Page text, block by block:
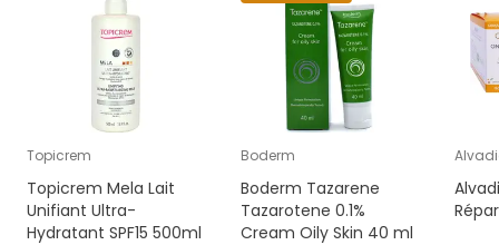
Topicrem
Topicrem Mela Lait
Unifiant Ultra-
Hydratant SPF15 500ml
Boderm
Boderm Tazarene
Tazarotene 0.1%
Cream Oily Skin 40 ml